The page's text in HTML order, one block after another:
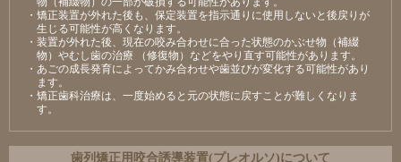
・矯正装置が外れた後も、保定装置を指示通りに使用しないと後戻りが
生じる可能性が高くなります。
・装置が外れた後、現在の咬み合わせに合った状態のかぶせ物（補綴
物）やむし歯の治療 （修復物）などをやり直す可能性があります。
・あごの成長発育によってかみ合わせや歯並びが変化する可能性があり
ます。
・矯正歯科治療は、一度始めると元の状態に戻すことが難しくなりま
す。
⻭列矯正⽤咬合誘導装置(プレオルソ)について